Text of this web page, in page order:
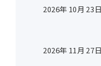
2026年 10月 23
2026年 11月 27